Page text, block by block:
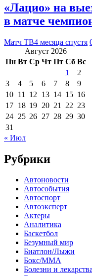
«Лацио» на
в матче
Матч ТВ4 месяца спустя
Август 2026
Пн Вт Ср Чт Пт Сб Вс
1
2
3
4 5 6 7 8
9
10 11 12 13 14 15 16
17 18 19 20 21 22 23
24 25 26 27 28 29 30
31
« Июл
Рубрики
Автоновости
Автособытия
Автоспорт
Автоэксперт
Актеры
Аналитика
Баскетбол
Безумный мир
Биатлон/Лыжи
Бокс/MMA
Болезни и